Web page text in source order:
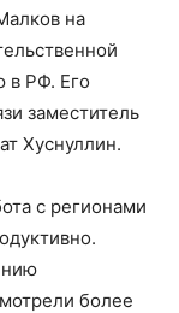
на
в РФ. Его
заместитель
Хуснуллин.
с регионами
более